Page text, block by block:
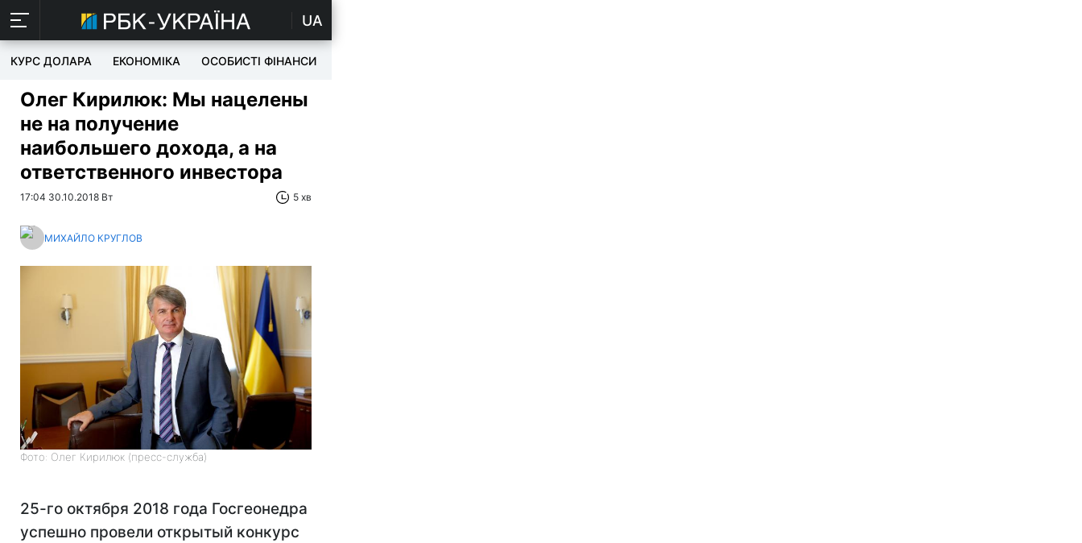
UA
КУРС ДОЛАРА ЕКОНОМІКА ОСОБИСТІ ФІНАНСИ
Олег Кирилюк: Мы нацелены
не на получение
наибольшего дохода, а на
ответственного инвестора
17:04 30.10.2018 Вт 5 хв
МИХАЙЛО КРУГЛОВ
Фото: Олег Кирилюк (пресс-служба)
25-го октября 2018 года Госгеонедра
успешно провели открытый конкурс